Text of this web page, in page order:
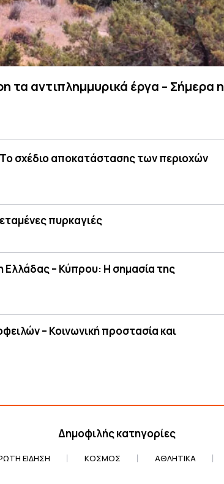
τα αντιπλημμυρικά έργα – Σήμερα η
σχέδιο αποκατάστασης των περιοχών
πυρκαγιές
Ελλάδας – Κύπρου: H σημασία της
– Κοινωνική προστασία και
Δημοφιλής κατηγορίες
ΕΊΔΗΣΗ ΚΌΣΜΟΣ ΑΘΛΗΤΙΚΆ